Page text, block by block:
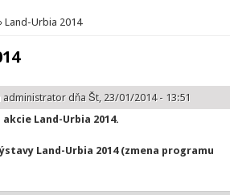
tu
Land-Urbia 2014
administratordňa Št, 23/01/2014 - 13:51
Land-Urbia 2014.
Land-Urbia 2014 (zmena programu